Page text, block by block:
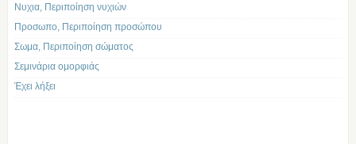
Νυχια, Περιποίηση νυχιών
Προσωπο, Περιποίηση προσώπου
Σωμα, Περιποίηση σώματος
Σεμινάρια ομορφιάς
Έχει λήξει